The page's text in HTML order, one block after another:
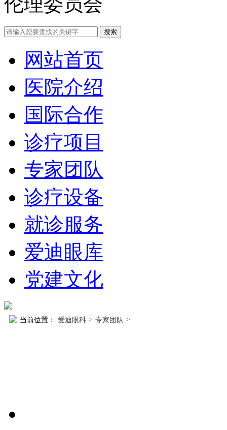
网站首页
医院介绍
国际合作
诊疗项目
专家团队
诊疗设备
就诊服务
爱迪眼库
党建文化
当前位置： 爱迪眼科 > 专家团队 >